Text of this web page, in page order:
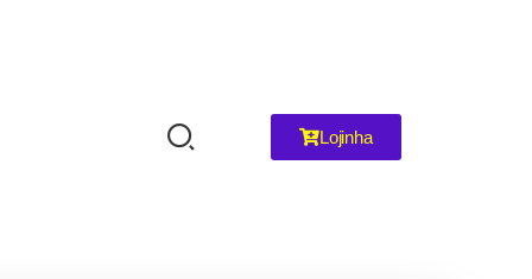
Lojinha